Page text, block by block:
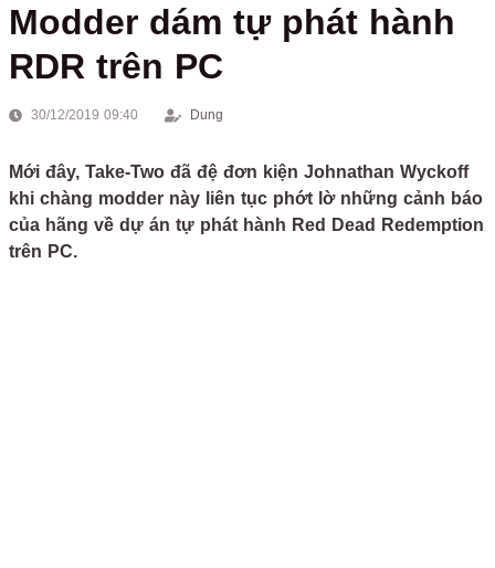
Modder dám tự phát hành
RDR trên PC
30/12/2019 09:40 Dung
Mới đây, Take-Two đã đệ đơn kiện Johnathan Wyckoff
khi chàng modder này liên tục phớt lờ những cảnh báo
của hãng về dự án tự phát hành Red Dead Redemption
trên PC.